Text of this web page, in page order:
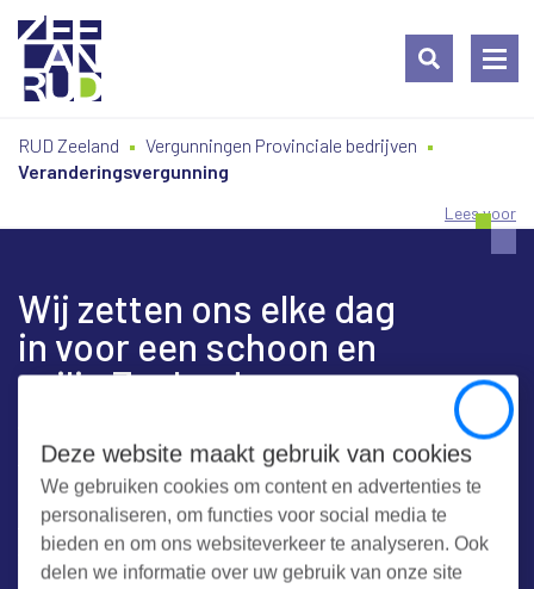
Close
Deze website maakt gebruik van cookies
We gebruiken cookies om content en advertenties te
personaliseren, om functies voor social media te
bieden en om ons websiteverkeer te analyseren. Ook
delen we informatie over uw gebruik van onze site
naar
naarRUD Zeeland
Vergunningen Provinciale bedrijven
Veranderingsvergunning
Lees voor
Wij zetten ons elke dag
in voor een schoon en
veilig Zeeland
Contact
Werken bij RUD Zeeland